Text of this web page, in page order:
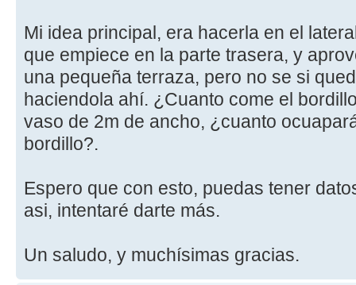
Mi idea principal, era hacerla en el
que empiece en la parte trasera, y
una pequeña terraza, pero no se si
haciendola ahí. ¿Cuanto come el
vaso de 2m de ancho, ¿cuanto
bordillo?.
Espero que con esto, puedas tener
asi, intentaré darte más.
Un saludo, y muchísimas gracias.